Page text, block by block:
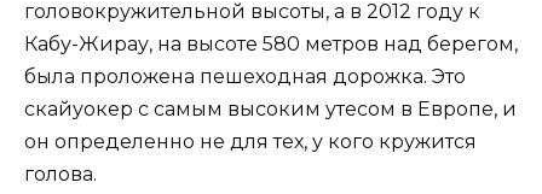
головокружительной высоты, а в 2012 году к
Кабу-Жирау, на высоте 580 метров над берегом,
была проложена пешеходная дорожка. Это
скайуокер с самым высоким утесом в Европе, и
он определенно не для тех, у кого кружится
голова.